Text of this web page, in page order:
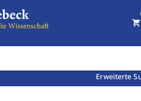
Erweiterte
shopping_cart